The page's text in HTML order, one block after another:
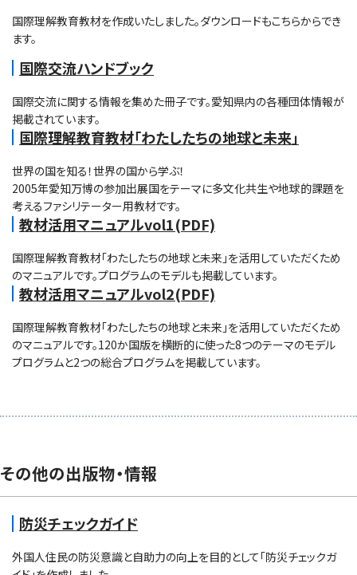
国際理解教育教材を作成いたしました。ダウンロードもこちらからでき
ます。
国際交流ハンドブック
国際交流に関する情報を集めた冊子です。愛知県内の各種団体情報が
掲載されています。
国際理解教育教材「わたしたちの地球と未来」
世界の国を知る！世界の国から学ぶ！
2005年愛知万博の参加出展国をテーマに多文化共生や地球的課題を
考えるファシリテーター用教材です。
教材活用マニュアルvol1(PDF)
国際理解教育教材「わたしたちの地球と未来」を活用していただくため
のマニュアルです。プログラムのモデルも掲載しています。
教材活用マニュアルvol2(PDF)
国際理解教育教材「わたしたちの地球と未来」を活用していただくため
のマニュアルです。120か国版を横断的に使った8つのテーマのモデル
プログラムと2つの総合プログラムを掲載しています。
その他の出版物・情報
防災チェックガイド
外国人住民の防災意識と自助力の向上を目的として「防災チェックガ